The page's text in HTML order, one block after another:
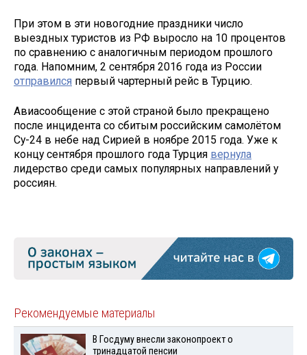
При этом в эти новогодние праздники число
выездных туристов из РФ выросло на 10 процентов
по сравнению с аналогичным периодом прошлого
года. Напомним, 2 сентября 2016 года из России
отправился первый чартерный рейс в Турцию.
Авиасообщение с этой страной было прекращено
после инцидента со сбитым российским самолётом
Су-24 в небе над Сирией в ноябре 2015 года. Уже к
концу сентября прошлого года Турция вернула
лидерство среди самых популярных направлений у
россиян.
Рекомендуемые материалы
В Госдуму внесли законопроект о
тринадцатой пенсии